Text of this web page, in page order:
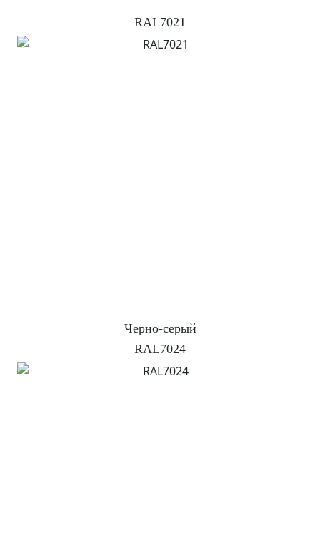
RAL7021
Черно-серый
RAL7024